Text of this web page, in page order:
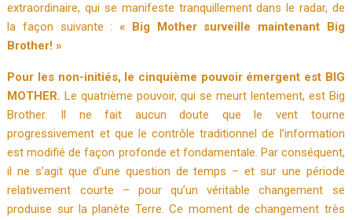
extraordinaire, qui se manifeste tranquillement dans le radar, de
la façon suivante : « Big Mother surveille maintenant Big
Brother! »
Pour les non-initiés, le cinquième pouvoir émergent est BIG
MOTHER. Le quatrième pouvoir, qui se meurt lentement, est Big
Brother.
Il ne fait aucun doute que le vent tourne
progressivement et que le contrôle traditionnel de l’information
est modifié de façon profonde et fondamentale. Par conséquent,
il ne s’agit que d’une question de temps – et sur une période
relativement courte – pour qu’un véritable changement se
produise sur la planète Terre.Ce moment de changement très